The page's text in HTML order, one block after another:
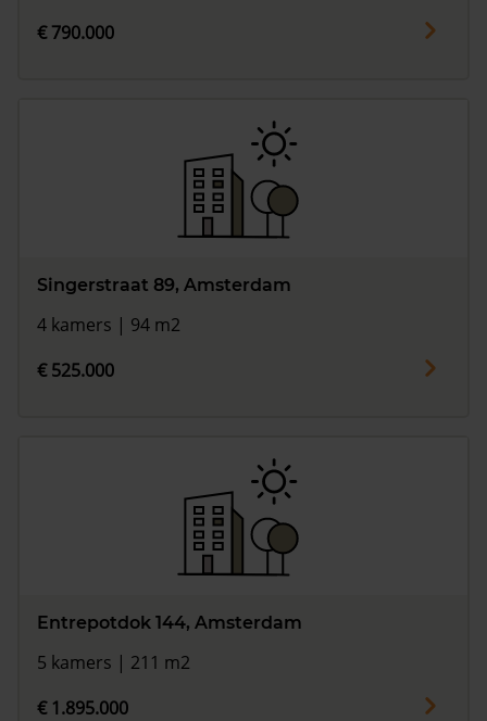
€ 790.000
Singerstraat 89, Amsterdam
4 kamers | 94 m2
€ 525.000
Entrepotdok 144, Amsterdam
5 kamers | 211 m2
€ 1.895.000